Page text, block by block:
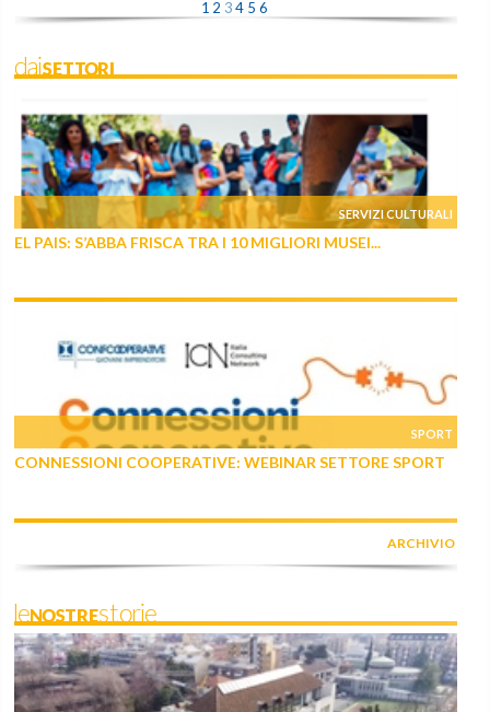
1 2 3 4 5 6
daiSETTORI
SERVIZI CULTURALI
EL PAIS: S’ABBA FRISCA TRA I 10 MIGLIORI MUSEI...
SPORT
CONNESSIONI COOPERATIVE: WEBINAR SETTORE SPORT
ARCHIVIO
leNOSTREstorie